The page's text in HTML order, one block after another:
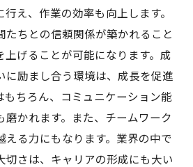
え、作業の効率も向上します。
たちとの信頼関係が築かれること
上げることが可能になります。成
に励まし合う環境は、成長を促進
もちろん、コミュニケーション能
磨かれます。また、チームワーク
える力にもなります。業界の中で
切さは、キャリアの形成にも大い